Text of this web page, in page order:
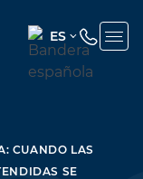
ES
ENGLISH
SPANISH
CUANDO LAS
SE